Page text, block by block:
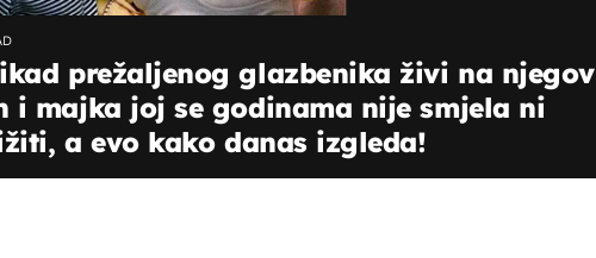
prežaljenog glazbenika živi na njegov
i majka joj se godinama nije smjela ni
a evo kako danas izgleda!